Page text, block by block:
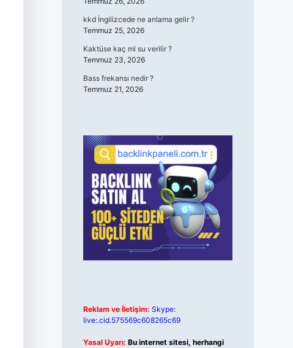
kkd İngilizcede ne anlama gelir ?
Temmuz 25, 2026
Kaktüse kaç ml su verilir ?
Temmuz 23, 2026
Bass frekansı nedir ?
Temmuz 21, 2026
Reklam ve İletişim: Skype:
live:.cid.575569c608265c69
Yasal Uyarı: Bu internet sitesi, herhangi